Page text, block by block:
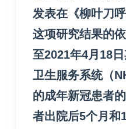
发表在《柳叶刀
这项研究结果的
至2021年4月18
卫生服务系统（
的成年新冠患者的
者出院后5个月和